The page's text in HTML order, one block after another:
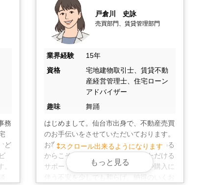
クセスや漏洩の防止に努めています。ご近所に知られ
談いただける環境づくりに力を入れています。
務
ど
戸倉川　史詠
売買部門、賃貸管理部門
業界経験
15年
資格
宅地建物取引士、賃貸不動
産経営管理士、住宅ローン
アドバイザー
趣味
舞踊
はじめまして。仙台市出身で、不動産売買
のお手伝いをさせていただいております。
お客様一人ひとりの大切な不動産に関わる
からこそ、丁寧なご説明と安心いただける
サポートを心掛けています。売却や購入に
伴う不安を少しでも和らげ、納得のいくお
スクロール出来るようになります
もっと見る